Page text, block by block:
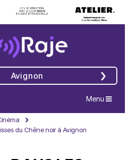
Avignon
Navigation
Menu
du Chêne noir à Avignon